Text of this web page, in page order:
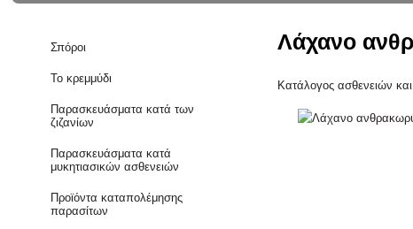
Σπόροι
Το κρεμμύδι
Παρασκευάσματα κατά των
ζιζανίων
Παρασκευάσματα κατά
μυκητιασικών ασθενειών
Προϊόντα καταπολέμησης
παρασίτων
Λάχανο
Κατάλογος ασθενειών